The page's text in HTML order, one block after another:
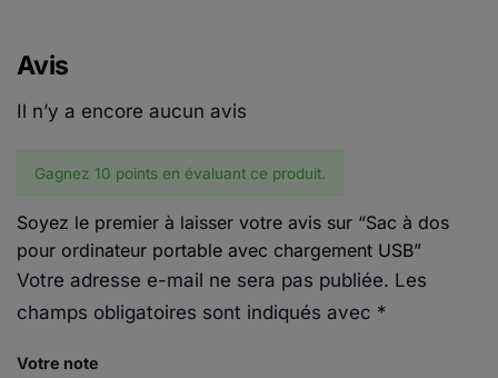
Avis
Il n’y a encore aucun avis
Gagnez 10 points en évaluant ce produit.
Soyez le premier à laisser votre avis sur “Sac à dos
pour ordinateur portable avec chargement USB”
Votre adresse e-mail ne sera pas publiée. Les
champs obligatoires sont indiqués avec *
Votre note